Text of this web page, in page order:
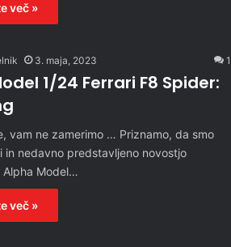
več »
3. maja, 2023 1
1/24 Ferrari F8 Spider:
vam ne zamerimo … Priznamo, da smo
in nedavno predstavljeno novostjo
Model…
več »